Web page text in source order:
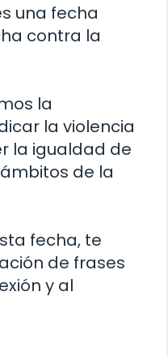
una fecha
contra la
la
la violencia
la igualdad de
de la
fecha, te
de frases
y al